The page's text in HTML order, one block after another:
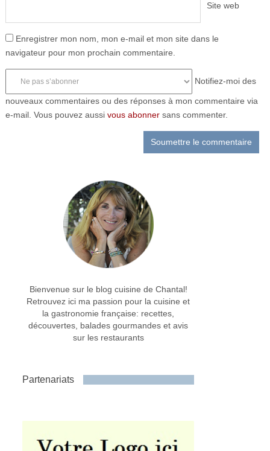
Site web
Enregistrer mon nom, mon e-mail et mon site dans le
navigateur pour mon prochain commentaire.
Notifiez-moi des
nouveaux commentaires ou des réponses à mon commentaire via
e-mail. Vous pouvez aussi vous abonnersans commenter.
Bienvenue sur le blog cuisine de Chantal!
Retrouvez ici ma passion pour la cuisine et
la gastronomie française: recettes,
découvertes, balades gourmandes et avis
sur les restaurants
Partenariats